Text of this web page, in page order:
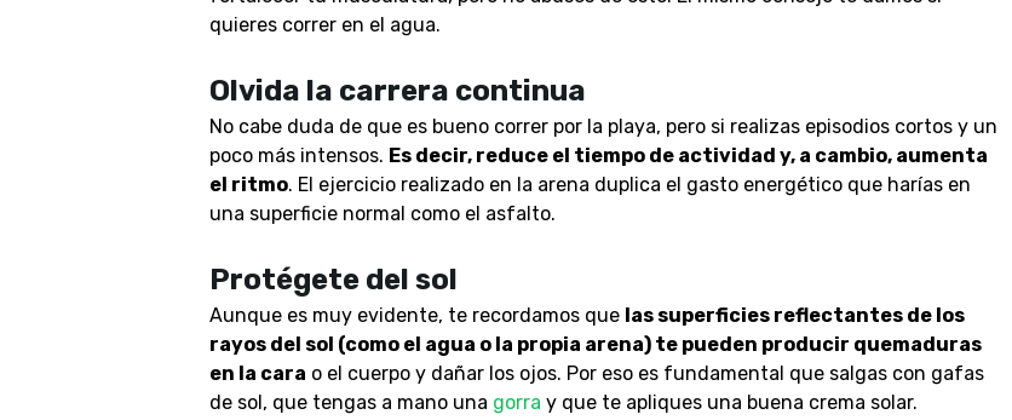
quieres correr en el agua.
Olvida la carrera continua
No cabe duda de que es bueno correr por la playa, pero si realizas episodios cortos y un
poco más intensos. Es decir, reduce el tiempo de actividad y, a cambio, aumenta
el ritmo. El ejercicio realizado en la arena duplica el gasto energético que harías en
una superficie normal como el asfalto.
Protégete del sol
Aunque es muy evidente, te recordamos que las superficies reflectantes de los
rayos del sol (como el agua o la propia arena) te pueden producir quemaduras
en la cara o el cuerpo y dañar los ojos. Por eso es fundamental que salgas con gafas
de sol, que tengas a mano una gorra y que te apliques una buena crema solar.